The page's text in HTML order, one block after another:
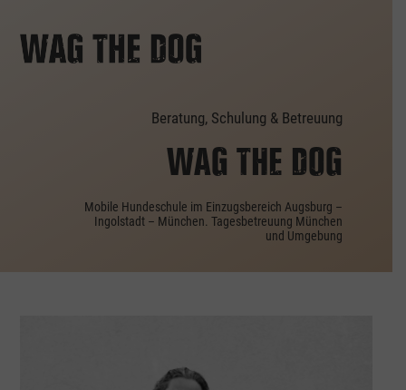
Wag the Dog
Betreuung, Beratung & Training
Beratung, Schulung & Betreuung
WAG THE DOG
Mobile Hundeschule im Einzugsbereich Augsburg –
Ingolstadt – München. Tagesbetreuung München
und Umgebung